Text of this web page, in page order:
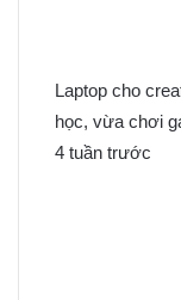
Laptop cho
học, vừa chơi
4 tuần trước